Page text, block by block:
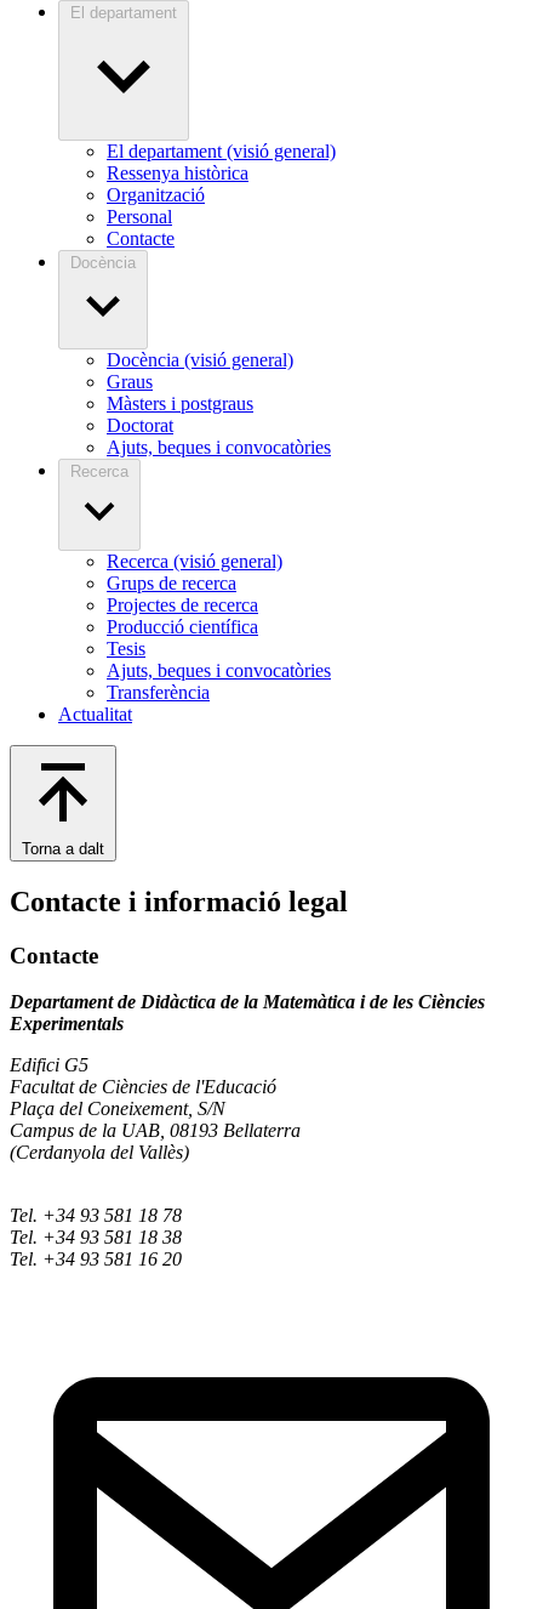
El departament
El departament (visió general)
Ressenya històrica
Organització
Personal
Contacte
Docència
Docència (visió general)
Graus
Màsters i postgraus
Doctorat
Ajuts, beques i convocatòries
Recerca
Recerca (visió general)
Grups de recerca
Projectes de recerca
Producció científica
Tesis
Ajuts, beques i convocatòries
Transferència
Actualitat
Torna a dalt
Contacte i informació legal
Contacte
Departament de Didàctica de la Matemàtica i de les Ciències
Experimentals
Edifici G5
Facultat de Ciències de l'Educació
Plaça del Coneixement, S/N
Campus de la UAB, 08193 Bellaterra
(Cerdanyola del Vallès)
Tel. +34 93 581 18 78
Tel. +34 93 581 18 38
Tel. +34 93 581 16 20